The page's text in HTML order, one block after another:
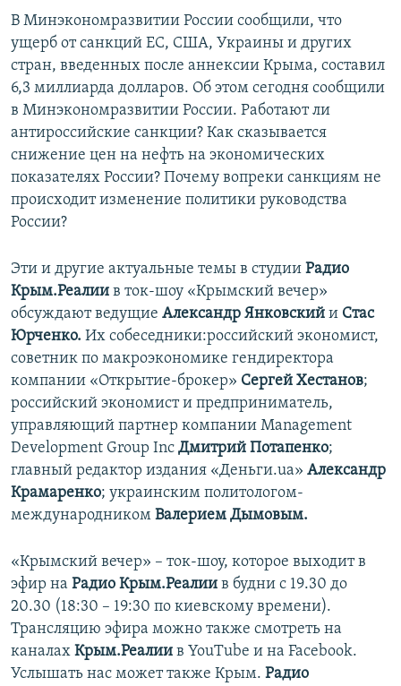
СОВЕТЫ ПРАВОЗАЩИТНИКОВ
ПРОПАВШИЕ БЕЗ ВЕСТИ
ПОБЕДИТЕЛЕЙ НЕ СУДЯТ?
КРЫМ.НЕПОКОРЕННЫЙ
ELIFBE
УКРАИНСКАЯ ПРОБЛЕМА КРЫМА
Українською
Qırımtatar
ПРИСОЕДИНЯЙТЕСЬ!
Все сайты RFE/RL
В Минэкономразвитии России сообщили, что
ущерб от санкций ЕС, США, Украины и других
стран, введенных после аннексии Крыма, составил
6,3 миллиарда долларов. Об этом сегодня сообщили
в Минэкономразвитии России. Работают ли
антироссийские санкции? Как сказывается
снижение цен на нефть на экономических
показателях России? Почему вопреки санкциям не
происходит изменение политики руководства
России?
Эти и другие актуальные темы в студии Радио
Крым.Реалии в ток-шоу «Крымский вечер»
обсуждают ведущие Александр Янковский и Стас
Юрченко. Их собеседники:российский экономист,
советник по макроэкономике гендиректора
компании «Открытие-брокер» Сергей Хестанов;
российский экономист и предприниматель,
управляющий партнер компании Management
Development Group Inc Дмитрий Потапенко;
главный редактор издания «Деньги.ua» Александр
Крамаренко; украинским политологом-
международником Валерием Дымовым.
«Крымский вечер» – ток-шоу, которое выходит в
эфир на Радио Крым.Реалии в будни с 19.30 до
20.30 (18:30 – 19:30 по киевскому времени).
Трансляцию эфира можно также смотреть на
каналах Крым.Реалии в YouTube и на Facebook.
Услышать нас может также Крым. Радио